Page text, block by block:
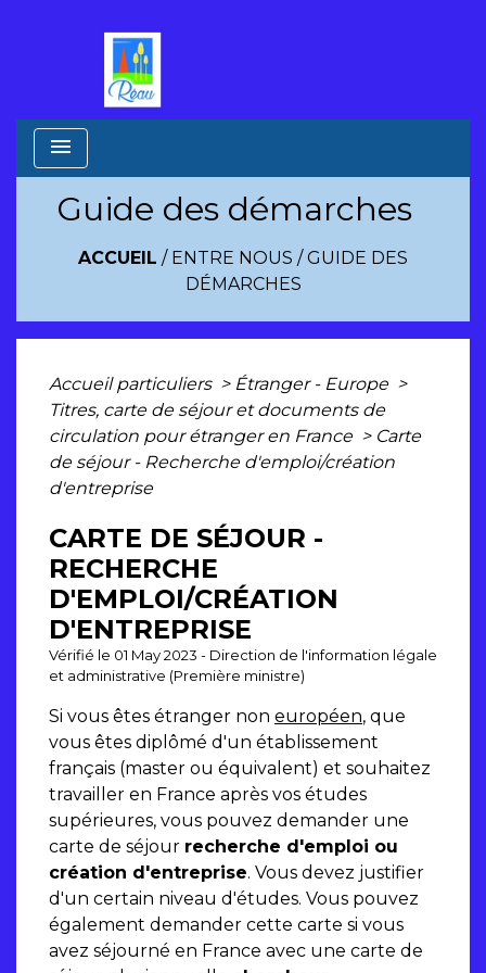
menu
Guide des démarches
ACCUEIL / ENTRE NOUS /GUIDE DES
DÉMARCHES
Accueil particuliers > Étranger - Europe >
Titres, carte de séjour et documents de
circulation pour étranger en France > Carte
de séjour - Recherche d'emploi/création
d'entreprise
CARTE DE SÉJOUR -
RECHERCHE
D'EMPLOI/CRÉATION
D'ENTREPRISE
Vérifié le 01 May 2023 - Direction de l'information légale
et administrative (Première ministre)
Si vous êtes étranger non européen, que
vous êtes diplômé d'un établissement
français (master ou équivalent) et souhaitez
travailler en France après vos études
supérieures, vous pouvez demander une
carte de séjour recherche d'emploi ou
création d'entreprise. Vous devez justifier
d'un certain niveau d'études. Vous pouvez
également demander cette carte si vous
avez séjourné en France avec une carte de